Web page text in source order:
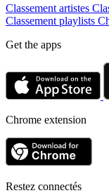
Classement artistes
Classement playlists
Get the apps
Chrome extension
Restez connectés